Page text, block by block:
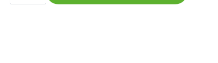
Snello